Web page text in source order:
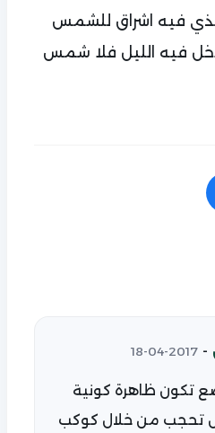
فيه اشراق للشمس
فيه الليل فلا شمس
-
2017-04-18
تكون ظاهرة كونية
تحجب من خلال كوكب